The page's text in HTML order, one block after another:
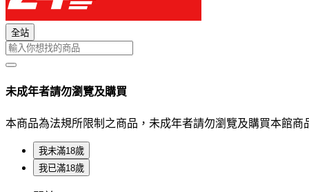
全站
未成年者請勿瀏覽及購買
本商品為法規所限制之商品，未成年者請勿瀏覽及購買本館商
我未滿18歲
我已滿18歲